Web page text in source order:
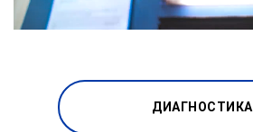
ДИАГНОСТИКА